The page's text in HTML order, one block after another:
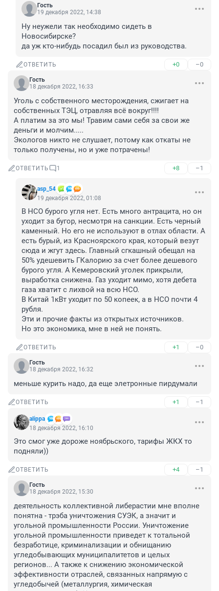
Гость
19 декабря 2022, 14:38
Ну неужели так необходимо сидеть в
Новосибирске?
да уж кто-нибудь посадил был из руководства.
ОТВЕТИТЬ +0 –0
Гость
18 декабря 2022, 16:33
Уголь с собственного месторождения, сжигает на
собственных ТЭЦ, отравляя всё вокруг!!!!
А платим за это мы! Травим сами себя за свои же
деньги и молчим.....
Экологов никто не слушает, потому как откаты не
только получены, но и уже потрачены!
ОТВЕТИТЬ 1 +8 –1
asp_54
19 декабря 2022, 01:08
В НСО бурого угля нет. Есть много антрацита, но он
уходит за бугор, несмотря на санкции. Есть черный
каменный. Но его не используют в отлах области. А
есть бурый, из Красноярского края, который везут
сюда и жгут здесь. Главный сгкашный обещал на
50% удешевить ГКалорию за счет более дешевого
бурого угля. А Кемеровский уголек прикрыли,
выработка снижена. Газ уходит мимо, хотя дебета
газа хватит с лихвой на всю НСО.
В Китай 1кВт уходит по 50 копеек, а в НСО почти 4
рубля.
Эти и прочие факты из открытых источников.
Но это экономика, мне в ней не понять.
ОТВЕТИТЬ +1 –0
Гость
18 декабря 2022, 16:32
меньше курить надо, да еще элетронные пирдумали
ОТВЕТИТЬ +1 –1
alippa
18 декабря 2022, 16:10
Это смог уже дороже ноябрьского, тарифы ЖКХ то
подняли))
ОТВЕТИТЬ +4 –1
Гость
18 декабря 2022, 15:30
деятельность коллективной либерастии мне вполне
понятна - трэба уничтожения СУЭК, а значит и
угольной промышленности России. Уничтожение
угольной промышленности приведет к тотальной
безработице, криминализации и обнищанию
угледобывающих муниципалитетов и целых
регионов... А также к снижению экономической
эффективности отраслей, связанных напрямую с
угледобычей (металлургия, химическая